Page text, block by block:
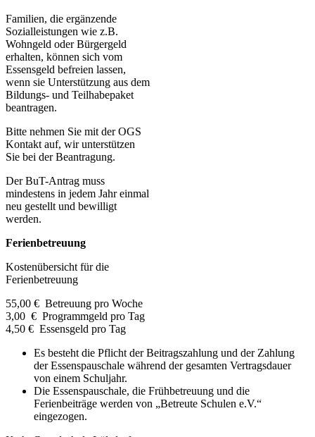
Familien, die ergänzende
Sozialleistungen wie z.B.
Wohngeld oder Bürgergeld
erhalten, können sich vom
Essensgeld befreien lassen,
wenn sie Unterstützung aus dem
Bildungs- und Teilhabepaket
beantragen.
Bitte nehmen Sie mit der OGS
Kontakt auf, wir unterstützen
Sie bei der Beantragung.
Der BuT-Antrag muss
mindestens in jedem Jahr einmal
neu gestellt und bewilligt
werden.
Ferienbetreuung
Kostenübersicht für die
Ferienbetreuung
55,00 € Betreuung pro Woche
3,00 € Programmgeld pro Tag
4,50 € Essensgeld pro Tag
Es besteht die Pflicht der Beitragszahlung und der Zahlung
der Essenspauschale während der gesamten Vertragsdauer
von einem Schuljahr.
Die Essenspauschale, die Frühbetreuung und die
Ferienbeiträge werden von „Betreute Schulen e.V.“
eingezogen.